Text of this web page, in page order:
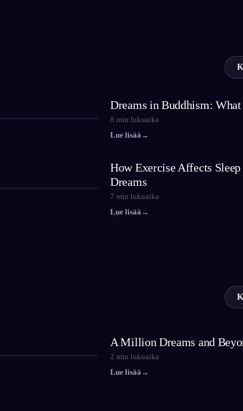
Dreams in Buddhism:
8 min lukuaika
Lue lisää →
How Exercise Affects
Dreams
7 min lukuaika
Lue lisää →
A Million Dreams and
2 min lukuaika
Lue lisää →